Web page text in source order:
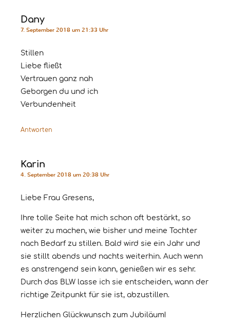
Dany
7. September 2018 um 21:33 Uhr
Stillen
Liebe fließt
Vertrauen ganz nah
Geborgen du und ich
Verbundenheit
Antworten
Karin
4. September 2018 um 20:38 Uhr
Liebe Frau Gresens,
Ihre tolle Seite hat mich schon oft bestärkt, so
weiter zu machen, wie bisher und meine Tochter
nach Bedarf zu stillen. Bald wird sie ein Jahr und
sie stillt abends und nachts weiterhin. Auch wenn
es anstrengend sein kann, genießen wir es sehr.
Durch das BLW lasse ich sie entscheiden, wann der
richtige Zeitpunkt für sie ist, abzustillen.
Herzlichen Glückwunsch zum Jubiläum!